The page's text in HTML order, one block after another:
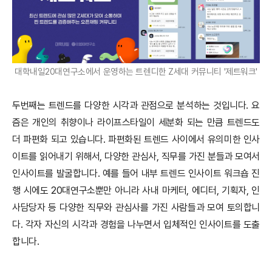
대학내일20대연구소에서 운영하는 트렌디한 Z세대 커뮤니티 '제트워크'
두번째는 트렌드를 다양한 시각과 관점으로 분석하는 것입니다. 요
즘은 개인의 취향이나 라이프스타일이 세분화 되는 만큼 트렌드도
더 파편화 되고 있습니다. 파편화된 트렌드 사이에서 유의미한 인사
이트를 읽어내기 위해서, 다양한 관심사, 직무를 가진 분들과 모여서
인사이트를 발굴합니다. 예를 들어 내부 트렌드 인사이트 워크숍 진
행 시에도 20대연구소뿐만 아니라 사내 마케터, 에디터, 기획자, 인
사담당자 등 다양한 직무와 관심사를 가진 사람들과 모여 토의합니
다. 각자 자신의 시각과 경험을 나누면서 입체적인 인사이트를 도출
합니다.